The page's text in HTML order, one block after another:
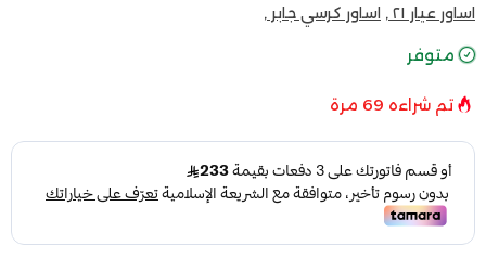
اساور عيار ٢١ , اساور كرسي جابر ,
متوفر
تم شراءه 69 مرة